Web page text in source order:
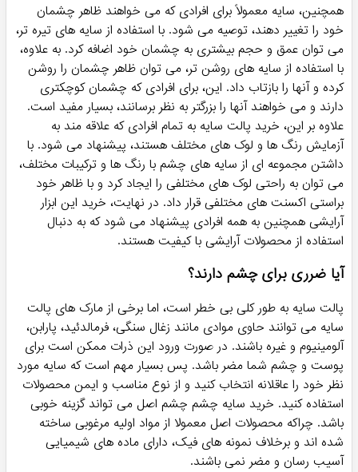
همچنین، سایه معمولاً برای افرادی که می خواهند ظاهر چشمان
خود را تغییر دهند، توصیه می شود. با استفاده از سایه های تیره تر،
می توان عمق و حجم بیشتری به چشمان خود اضافه کرد. به علاوه،
با استفاده از سایه های روشن تر، می توان ظاهر چشمان را روشن
کرده و آنها را بازتاب داد. این، برای افرادی که چشمان کوچکتری
دارند و می خواهند آنها را بزرگتر به نظر برسانند، بسیار مفید است.
علاوه بر این، خرید پالت سایه به تمام افرادی که علاقه مند به
آزمایش رنگ ها و لوک های مختلف هستند، پیشنهاد می شود. با
داشتن مجموعه ای از سایه های چشم با رنگ ها و ترکیبات مختلف،
می توان به راحتی لوک های مختلفی را ایجاد کرد و با ظاهر خود
براستی اکسنت های مختلفی قرار داد. در نهایت، خرید این ابزار
آرایشی همچنین به همه افرادی پیشنهاد می شود که به دنبال
استفاده از محصولات آرایشی با کیفیت هستند.
آیا ضرری برای چشم دارند؟
پالت سایه به طور کلی بی خطر است، اما برخی از مارک های پالت
سایه می توانند حاوی موادی مانند زغال سنگی، فرمالدئید، پارابن،
آلومینیوم و غیره باشند. در صورت ورود این ذرات ممکن است برای
پوست و چشم شما مضر باشد. پس بسیار مهم است که سایه مورد
نظر خود را عاقلانه انتخاب کنید و از نوع مناسب و ایمن محصولات
استفاده کنید. خرید سایه چشم چشم اصل می تواند گزینه خوبی
باشد. چراکه محصولات اصل معمولا از مواد اولیه مرغوبی ساخته
شده اند و برخلاف نمونه های فیک، دارای ماده های شیمیایی
آسیب رسان و مضر نمی باشند.